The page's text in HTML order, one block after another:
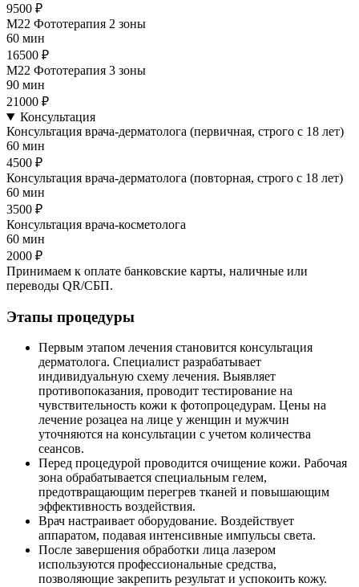
9500 ₽
М22 Фототерапия 2 зоны
60 мин
16500 ₽
М22 Фототерапия 3 зоны
90 мин
21000 ₽
Консультация
Консультация врача-дерматолога (первичная, строго с 18 лет)
60 мин
4500 ₽
Консультация врача-дерматолога (повторная, строго с 18 лет)
60 мин
3500 ₽
Консультация врача-косметолога
60 мин
2000 ₽
Принимаем к оплате банковские карты, наличные или
переводы QR/СБП.
Этапы процедуры
Первым этапом лечения становится консультация
дерматолога. Специалист разрабатывает
индивидуальную схему лечения. Выявляет
противопоказания, проводит тестирование на
чувствительность кожи к фотопроцедурам. Цены на
лечение розацеа на лице у женщин и мужчин
уточняются на консультации с учетом количества
сеансов.
Перед процедурой проводится очищение кожи. Рабочая
зона обрабатывается специальным гелем,
предотвращающим перегрев тканей и повышающим
эффективность воздействия.
Врач настраивает оборудование. Воздействует
аппаратом, подавая интенсивные импульсы света.
После завершения обработки лица лазером
используются профессиональные средства,
позволяющие закрепить результат и успокоить кожу.